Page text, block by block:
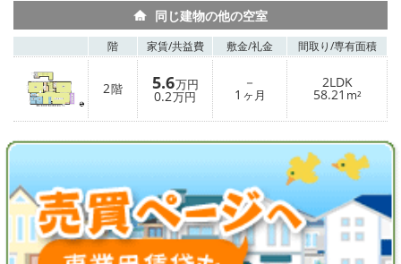
同じ建物の他の空室
階 家賃/共益費 敷金/礼金 間取り/専有面積
2階 5.6万円
0.2万円
－
1 ヶ月
2LDK
58.21 m²